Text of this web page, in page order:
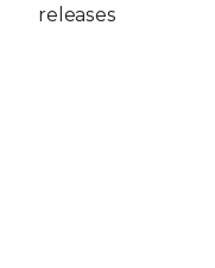
releases